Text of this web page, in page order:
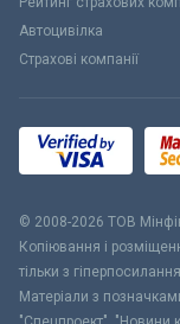
Автоцивілка
Страхові компанії
© 2008-2026 ТОВ
Копіювання і
тільки з
Матеріали з